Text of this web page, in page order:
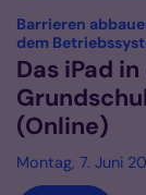
Datum: 7.
Barrieren
dem
Das iPad
(Online)
Montag, 7. Juni